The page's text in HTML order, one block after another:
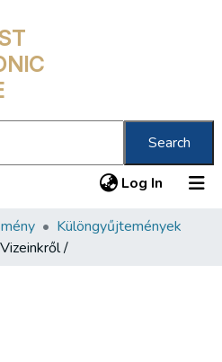
Search
Log In (current)
Különgyűjtemények
Vizeinkről /